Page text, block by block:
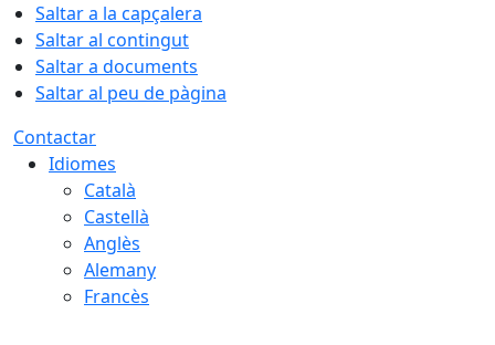
Saltar a la capçalera
Saltar al contingut
Saltar a documents
Saltar al peu de pàgina
Contactar
Idiomes
Català
Castellà
Anglès
Alemany
Francès